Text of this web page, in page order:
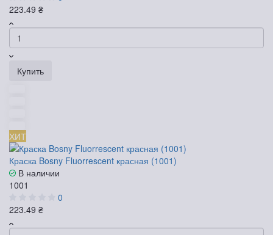
223.49 ₴
Купить
ХИТ
Краска Bosny Fluorrescent красная (1001)
В наличии
1001
0
223.49 ₴